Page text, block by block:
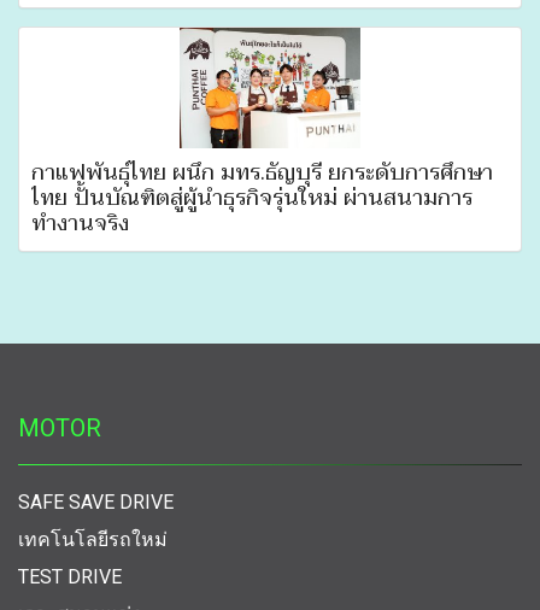
กาแฟพันธุ์ไทย ผนึก มทร.ธัญบุรี ยกระดับการศึกษา
ไทย ปั้นบัณฑิตสู่ผู้นำธุรกิจรุ่นใหม่ ผ่านสนามการ
ทำงานจริง
MOTOR
SAFE SAVE DRIVE
เทคโนโลยีรถใหม่
TEST DRIVE